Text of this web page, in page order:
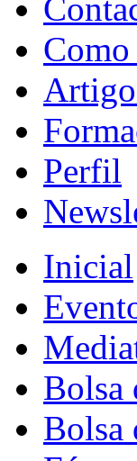
Perfil
Inicial
Bolsa
Bolsa